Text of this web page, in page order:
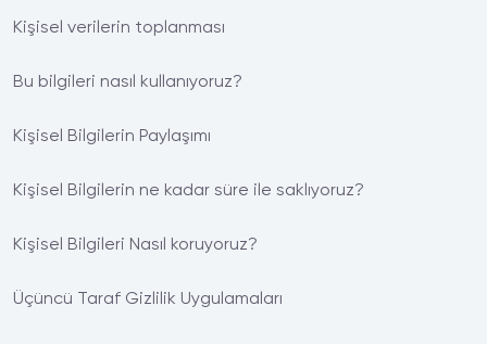
Kişisel verilerin toplanması
Bu bilgileri nasıl kullanıyoruz?
Kişisel Bilgilerin Paylaşımı
Kişisel Bilgilerin ne kadar süre ile saklıyoruz?
Kişisel Bilgileri Nasıl koruyoruz?
Üçüncü Taraf Gizlilik Uygulamaları